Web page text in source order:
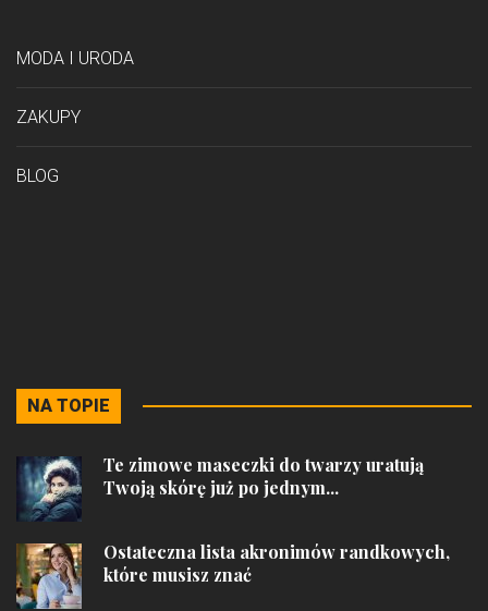
MODA I URODA
ZAKUPY
BLOG
NA TOPIE
Te zimowe maseczki do twarzy uratują
Twoją skórę już po jednym...
Ostateczna lista akronimów randkowych,
które musisz znać